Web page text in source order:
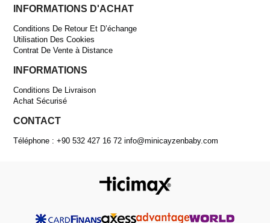
INFORMATIONS D'ACHAT
Conditions De Retour Et D’échange
Utilisation Des Cookies
Contrat De Vente à Distance
INFORMATIONS
Conditions De Livraison
Achat Sécurisé
CONTACT
Téléphone : +90 532 427 16 72info@minicayzenbaby.com